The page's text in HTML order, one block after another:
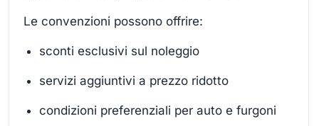
Le convenzioni possono offrire:
sconti esclusivi sul noleggio
servizi aggiuntivi a prezzo ridotto
condizioni preferenziali per auto e furgoni